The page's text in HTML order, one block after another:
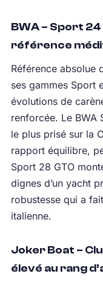
BWA – Sport 24
référence
Référence absolue
ses gammes Sport
évolutions de
renforcée. Le BWA
le plus prisé sur la
rapport équilibre,
Sport 28 GTO
dignes d’un yacht
robustesse qui a
italienne.
Joker Boat –
élevé au rang